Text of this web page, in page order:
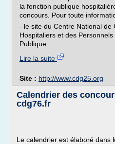
la fonction publique
concours. Pour toute
- le site du Centre National de
Hospitaliers et des
Publique...
Lire la suite
Site : http://www.cdg25.org
Calendrier des
cdg76.fr
Le calendrier est élaboré dans